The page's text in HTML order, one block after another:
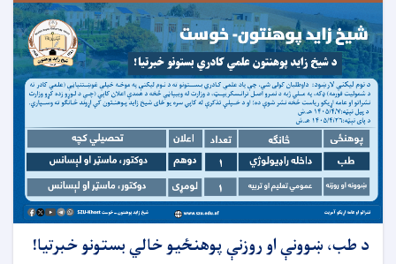
د طب، ښوونې او روزنې پوهنځيو خالي بستونو خبرتيا!